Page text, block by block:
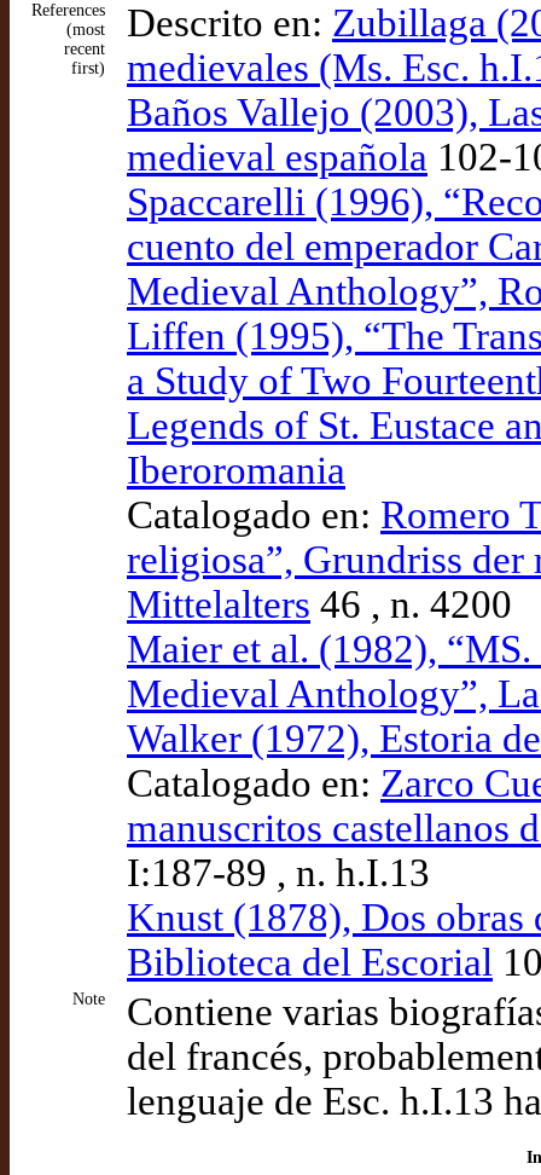
References
(most
recent
first)
Descrito en: Zubillaga
medievales (Ms. Esc.
Baños Vallejo (2003),
medieval española 102-
Spaccarelli (1996),
cuento del emperador
Medieval Anthology”,
Liffen (1995), “The
a Study of Two
Legends of St. Eustace
Iberoromania
Catalogado en: Romero
religiosa”, Grundriss der
Mittelalters 46 , n. 4200
Maier et al. (1982),
Medieval Anthology”,
Walker (1972), Estoria
Catalogado en: Zarco
manuscritos castellanos
I:187-89 , n. h.I.13
Knust (1878), Dos obras
Biblioteca del Escorial
Note
Contiene varias
del francés,
lenguaje de Esc. h.I.13